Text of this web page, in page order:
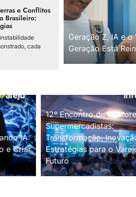
e Conflitos
Brasileiro:
cada
Geração Z, IA e
Geração Está
IA
e Criar
12º Encontro de
Supermercadistas:
Transformação,
Estratégias para o
Futuro